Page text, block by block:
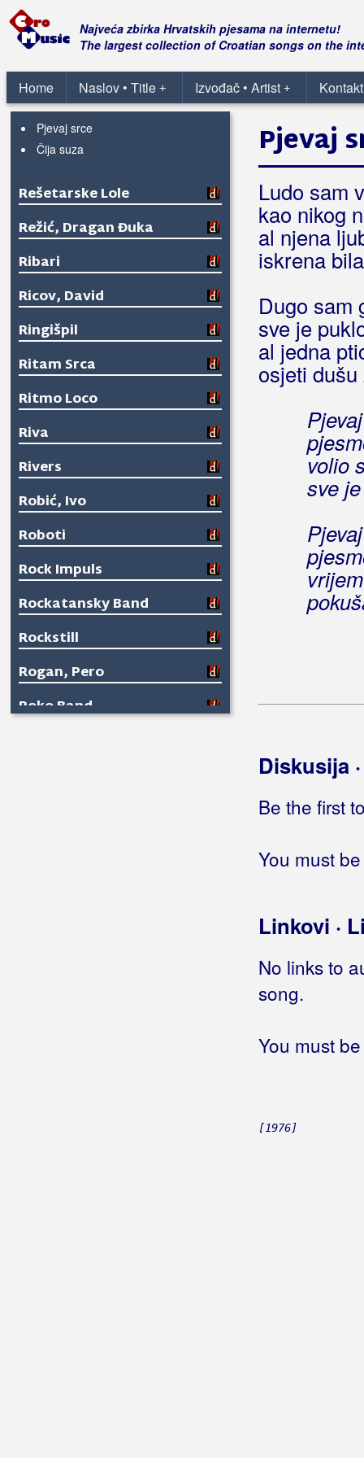
Najveća zbirka Hrvatskih pjesama na internetu!
The largest collection of Croatian songs on the
Home +
Naslov • Title +
Izvođač • Artist
Remi
Renato
Pjevaj srce
Čija suza
Rešetarske Lole
Režić, Dragan Đuka
Ribari
Ricov, David
Ringišpil
Ritam Srca
Ritmo Loco
Riva
Rivers
Robić, Ivo
Roboti
Rock Impuls
Rockatansky Band
Rockstill
Rogan, Pero
Roko Band
Pjevaj
Ludo sam
kao nikog
al njena
iskrena
Dugo sam
sve je
al jedna
osjeti
volio
sve
Diskusija
Be the first
You must
Linkovi ·
No links to
song.
You must
[1976]